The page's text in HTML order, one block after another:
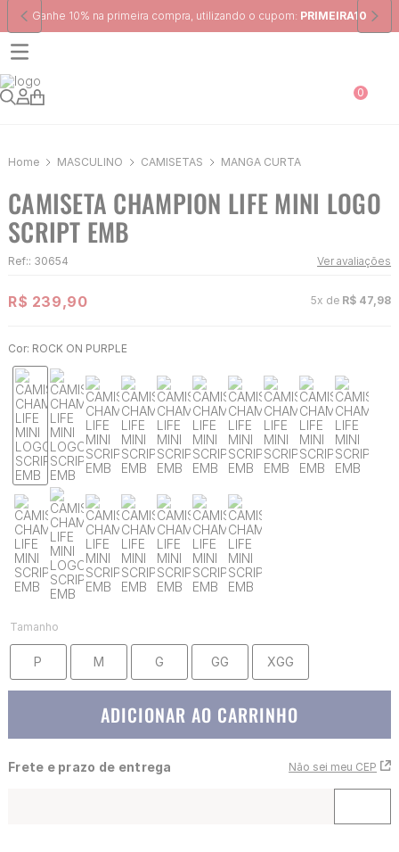
Frete Grátispara região Sudeste em pedidos acima de R$ 399,00
0
MASCULINO CAMISETAS MANGA CURTA
CAMISETA CHAMPION LIFE MINI LOGO
SCRIPT EMB
Ref:: 30654 Ver avaliações
R$ 239,90 5x de R$ 47 98
Cor: ROCK ON PURPLE
Tamanho
P M G GG XGG
ADICIONAR AO CARRINHO
Frete e prazo de entrega Não sei meu CEP